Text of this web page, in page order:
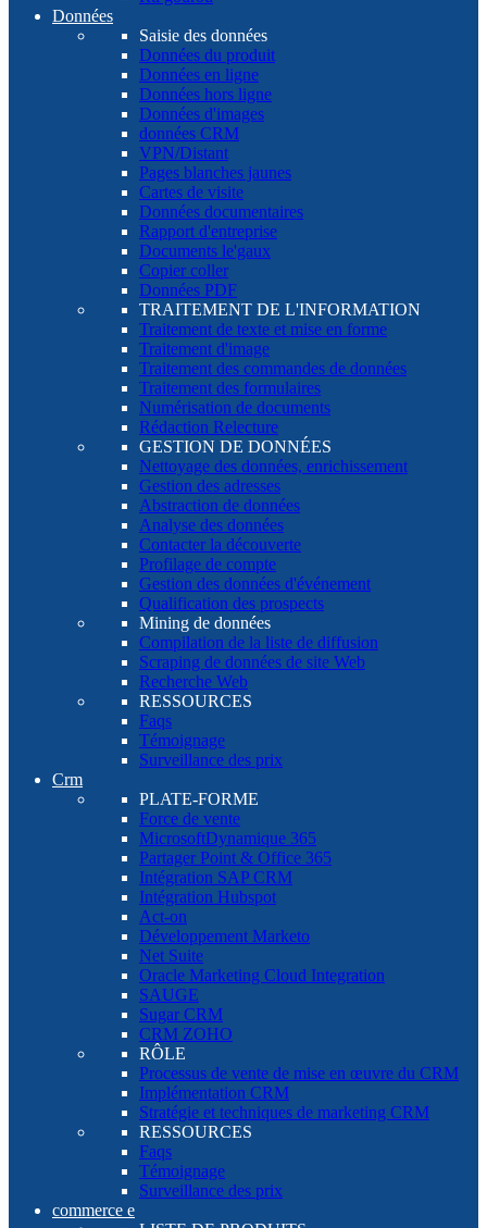
Données
Saisie des données
Données du produit
Données en ligne
Données hors ligne
Données d'images
données CRM
VPN/Distant
Pages blanches jaunes
Cartes de visite
Données documentaires
Rapport d'entreprise
Documents le'gaux
Copier coller
Données PDF
TRAITEMENT DE L'INFORMATION
Traitement de texte et mise en forme
Traitement d'image
Traitement des commandes de données
Traitement des formulaires
Numérisation de documents
Rédaction Relecture
GESTION DE DONNÉES
Nettoyage des données, enrichissement
Gestion des adresses
Abstraction de données
Analyse des données
Contacter la découverte
Profilage de compte
Gestion des données d'événement
Qualification des prospects
Mining de données
Compilation de la liste de diffusion
Scraping de données de site Web
Recherche Web
RESSOURCES
Faqs
Témoignage
Surveillance des prix
Crm
PLATE-FORME
Force de vente
MicrosoftDynamique 365
Partager Point & Office 365
Intégration SAP CRM
Intégration Hubspot
Act-on
Développement Marketo
Net Suite
Oracle Marketing Cloud Integration
SAUGE
Sugar CRM
CRM ZOHO
RÔLE
Processus de vente de mise en œuvre du CRM
Implémentation CRM
Stratégie et techniques de marketing CRM
RESSOURCES
Faqs
Témoignage
Surveillance des prix
commerce e